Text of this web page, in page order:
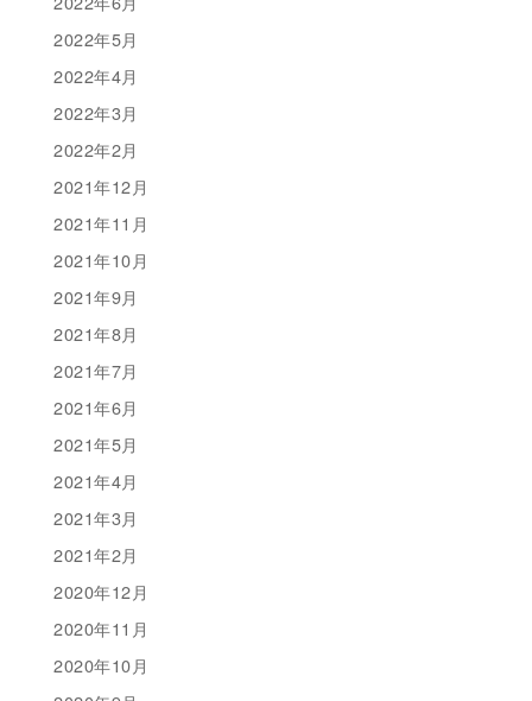
2022年5月
2022年4月
2022年3月
2022年2月
2021年12月
2021年11月
2021年10月
2021年9月
2021年8月
2021年7月
2021年6月
2021年5月
2021年4月
2021年3月
2021年2月
2020年12月
2020年11月
2020年10月